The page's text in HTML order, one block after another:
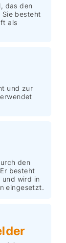
das den
Sie besteht
als
und zur
den
besteht
und wird in
eingesetzt.